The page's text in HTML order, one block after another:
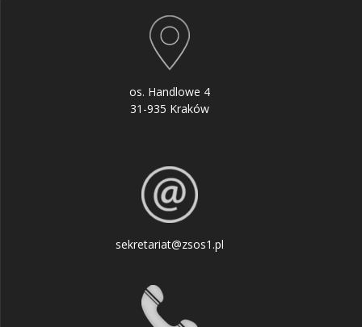
os. Handlowe 4
31-935 Kraków
sekretariat@zsos1.pl